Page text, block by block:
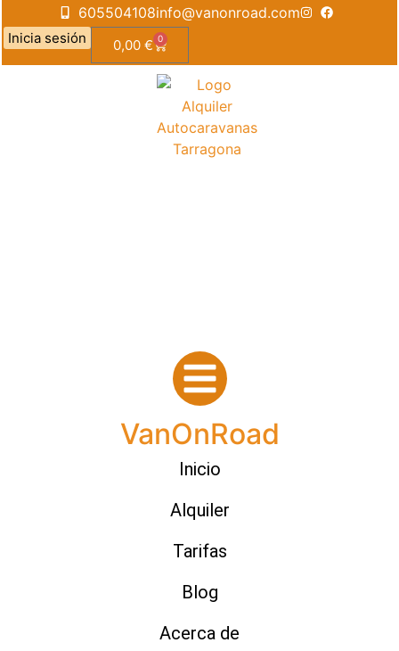
605504108info@vanonroad.com
Inicia sesión 0,00 € 0
VanOnRoad
Inicio
Alquiler
Tarifas
Blog
Acerca de